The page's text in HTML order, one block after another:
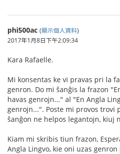
phi500ac (顯示個人資料)
2017年1月8日下午2:09:34
Kara Rafaelle.
Mi konsentas ke vi pravas pri la
genron. Do mi ŝanĝis la frazon
havas genrojn..." al "En Angla
genrojn...". Poste mi provos trovi
ŝanĝon ne helpos legantojn, kiuj
Kiam mi skribis tiun frazon,
Angla Lingvo, kie oni uzas